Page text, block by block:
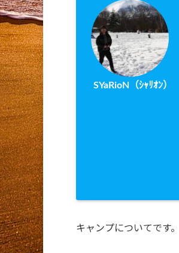
SYaRioN（ｼｬﾘｵﾝ）
キャンプについてです。